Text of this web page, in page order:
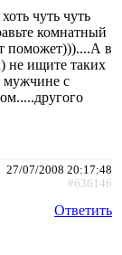
чуть чуть
комнатный
поможет)))....А в
не ищите таких
мужчине с
27/07/2008 20:17:48
#636146
Ответить